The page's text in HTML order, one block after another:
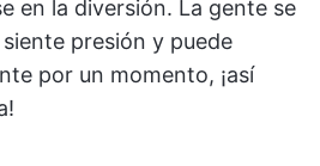
en la diversión. La gente se
presión y puede
por un momento, ¡así